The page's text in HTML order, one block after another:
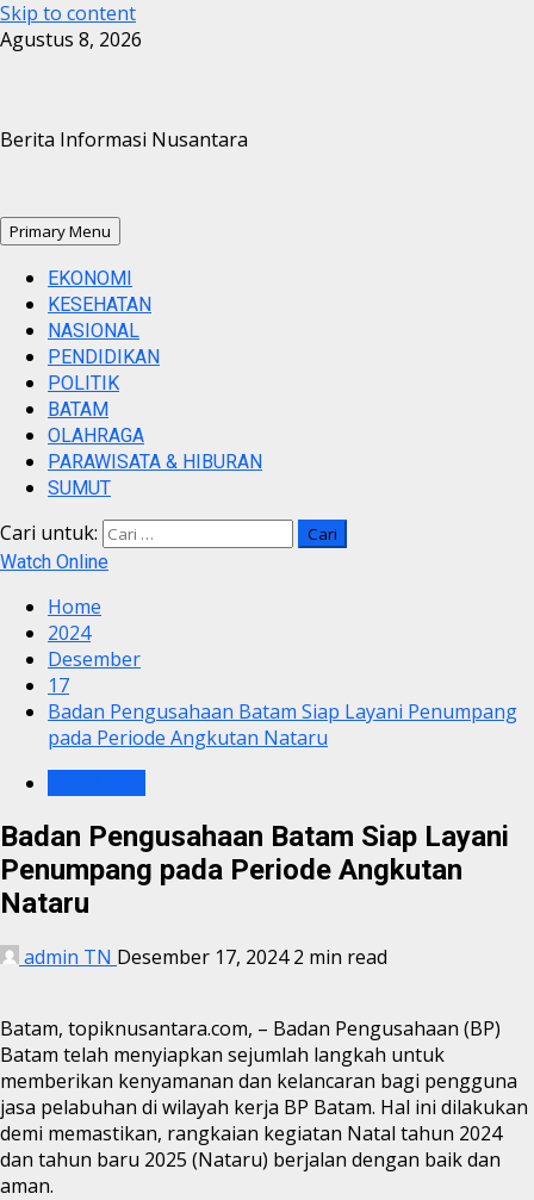
Skip to content
Agustus 8, 2026
Berita Informasi Nusantara
Primary Menu
EKONOMI
KESEHATAN
NASIONAL
PENDIDIKAN
POLITIK
BATAM
OLAHRAGA
PARAWISATA & HIBURAN
SUMUT
Cari untuk:
Watch Online
Home
2024
Desember
17
Badan Pengusahaan Batam Siap Layani Penumpang
pada Periode Angkutan Nataru
Badan Pengusahaan Batam Siap Layani
Penumpang pada Periode Angkutan
Nataru
admin TN Desember 17, 20242 min read
Batam, topiknusantara.com, – Badan Pengusahaan (BP)
Batam telah menyiapkan sejumlah langkah untuk
memberikan kenyamanan dan kelancaran bagi pengguna
jasa pelabuhan di wilayah kerja BP Batam. Hal ini dilakukan
demi memastikan, rangkaian kegiatan Natal tahun 2024
dan tahun baru 2025 (Nataru) berjalan dengan baik dan
aman.